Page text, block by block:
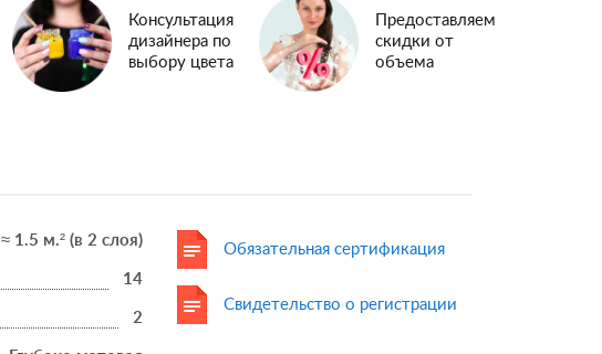
Консультация
дизайнера по
выбору цвета
Предоставляем
скидки от
объема
≈ 1.5 м.² (в 2 слоя)
14
2
Обязательная сертификация
Свидетельство о регистрации